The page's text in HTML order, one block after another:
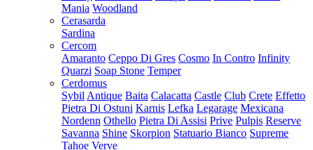
Mania Woodland
Cerasarda
Sardina
Cercom
Amaranto Ceppo Di Gres Cosmo In Contro Infinity
Quarzi Soap Stone Temper
Cerdomus
Sybil Antique Baita Calacatta Castle Club Crete Effetto
Pietra Di Ostuni Karnis Lefka Legarage Mexicana
Nordenn Othello Pietra Di Assisi Prive Pulpis Reserve
Savanna Shine Skorpion Statuario Bianco Supreme
Tahoe Verve